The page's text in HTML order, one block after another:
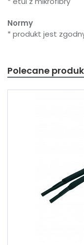
Normy
* produkt jest zgodny
Polecane